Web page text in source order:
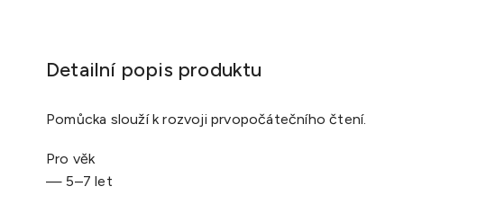
Detailní popis produktu
Pomůcka slouží k rozvoji prvopočátečního čtení.
Pro věk
— 5–7 let